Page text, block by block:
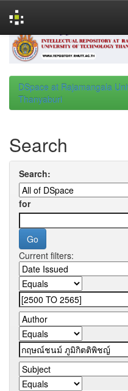
navigation
DSpace at Rajamangala
Thanyaburi
Search
Search:
for
Current filters: